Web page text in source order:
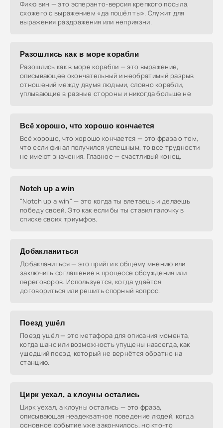
Фикю вин — это эсперанто-версия крепкого посыла,
схожего с выражением «да пошёл ты». Служит для
выражения раздражения или неприязни.
Разошлись как в море корабли
Разошлись как в море корабли — это выражение,
описывающее окончательный и необратимый разрыв
отношений между двумя людьми, словно корабли,
уплывающие в разные стороны и никогда больше не
Всё хорошо, что хорошо кончается
Всё хорошо, что хорошо кончается — это фраза о том,
что если финал получился успешным, то все трудности
не имеют значения. Главное — счастливый конец.
Notch up a win
"Notch up a win" — это когда ты влетаешь и делаешь
победу своей. Это как если бы ты ставил галочку в
списке своих триумфов.
Добакланиться
Добакланиться — это прийти к общему мнению или
заключить соглашение в процессе обсуждения или
переговоров. Используется, когда удаётся
договориться или решить спорный вопрос.
Поезд ушёл
Поезд ушёл — это метафора для описания момента,
когда шанс или возможность упущены навсегда, как
ушедший поезд, который не вернётся обратно на
станцию.
Цирк уехал, а клоуны остались
Цирк уехал, а клоуны остались — это фраза,
описывающая неадекватное поведение людей, когда
основное событие уже закончилось, но кто-то